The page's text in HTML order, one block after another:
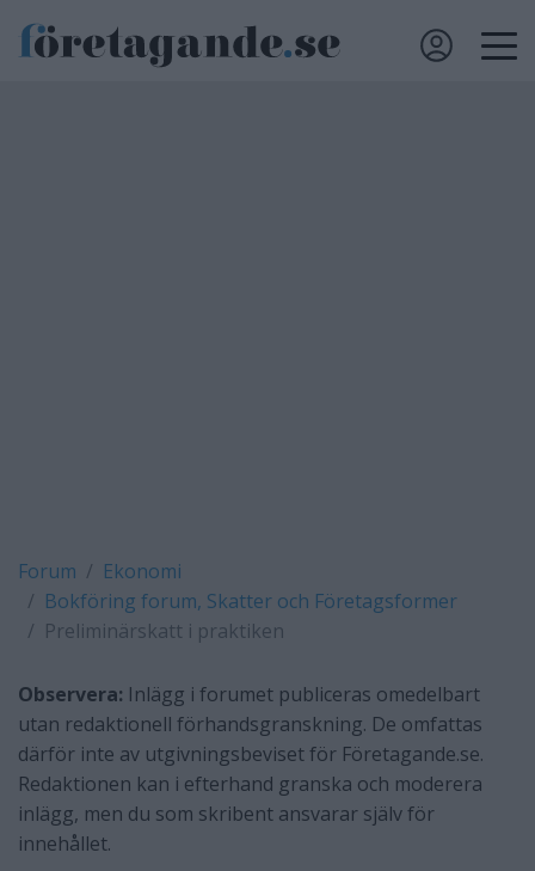
Forum
Ekonomi
Bokföring forum, Skatter och Företagsformer
Preliminärskatt i praktiken
Observera: Inlägg i forumet publiceras omedelbart
utan redaktionell förhandsgranskning. De omfattas
därför inte av utgivningsbeviset för Företagande.se.
Redaktionen kan i efterhand granska och moderera
inlägg, men du som skribent ansvarar själv för
innehållet.